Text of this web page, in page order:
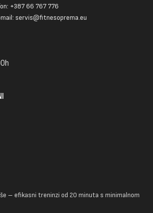
+387 66 767 776
servis@fitnesoprema.eu
– efikasni treninzi od 20 minuta s minimalnom